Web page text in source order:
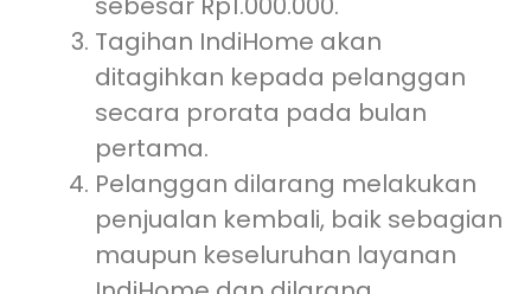
Tagihan IndiHome akan
ditagihkan kepada pelanggan
secara prorata pada bulan
pertama.
Pelanggan dilarang melakukan
penjualan kembali, baik sebagian
maupun keseluruhan layanan